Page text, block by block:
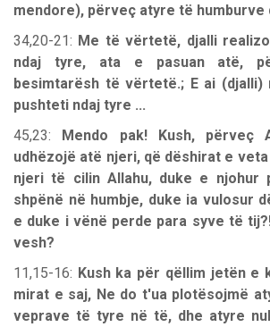
mendore), përveç atyre të humburve
34,20-21: Me të vërtetë, djalli
ndaj tyre, ata e pasuan atë,
besimtarësh të vërtetë.; E ai
pushteti ndaj tyre ...
45,23:
Mendo pak! Kush, përveç
udhëzojë atë njeri, që dëshirat e
njeri të cilin Allahu, duke e
shpënë në humbje, duke ia vulosur
e duke i vënë perde para syve të
vesh?
11,15-16: Kush ka për qëllim jetën e
mirat e saj, Ne do t'ua plotësojmë
veprave të tyre në të, dhe atyre